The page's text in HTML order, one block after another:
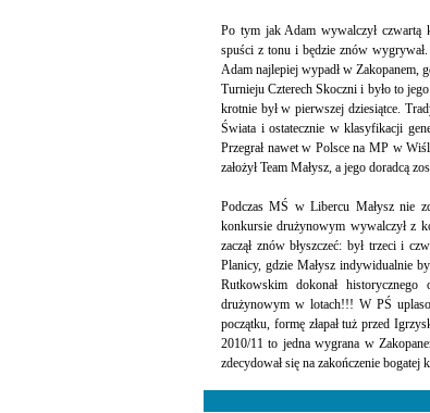
Po tym jak Adam wywalczył
spuści z tonu i będzie znów wygrywał.
Adam najlepiej wypadł w Zakopanem,
Turnieju Czterech Skoczni i było to
krotnie był w pierwszej dziesiątce.
Świata i ostatecznie w klasyfikacji
Przegrał nawet w Polsce na MP w
założył Team Małysz, a jego doradcą
Podczas MŚ w Libercu Małysz nie
konkursie drużynowym wywalczył z
zaczął znów błyszczeć: był trzeci i
Planicy, gdzie Małysz indywidualnie
Rutkowskim dokonał
drużynowym w lotach!!! W PŚ
początku, formę złapał tuż przed
2010/11 to jedna wygrana w
zdecydował się na zakończenie bogatej